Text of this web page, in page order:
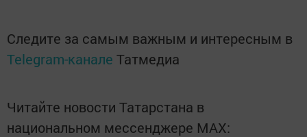
Следите за самым важным и интересным в
Telegram-канале Татмедиа
Читайте новости Татарстана в
национальном мессенджере MАХ: